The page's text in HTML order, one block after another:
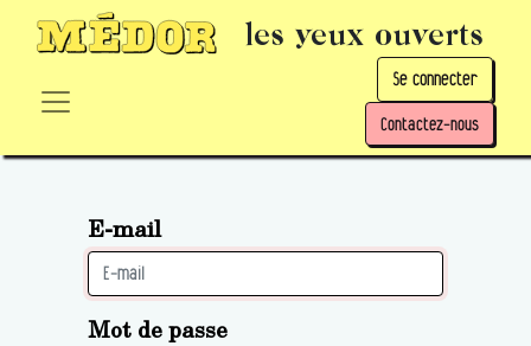
les yeux ouverts
Se connecter
Contactez-nous
E-mail
Mot de passe